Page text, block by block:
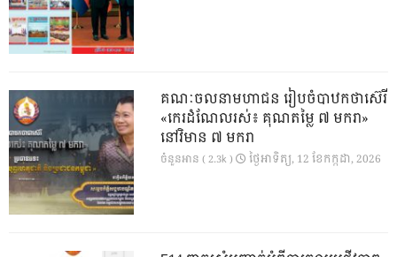
គណៈចលនាមហាជន រៀបចំបាឋកថាស៊េរី
«កេរដំណែលរស់៖ គុណតម្លៃ ៧ មករា»
នៅវិមាន ៧ មករា
ចំនួនអាន ( 2.3k ) ថ្ងៃ​អាទិត្យ, 12 ខែ​កក្កដា, 2026